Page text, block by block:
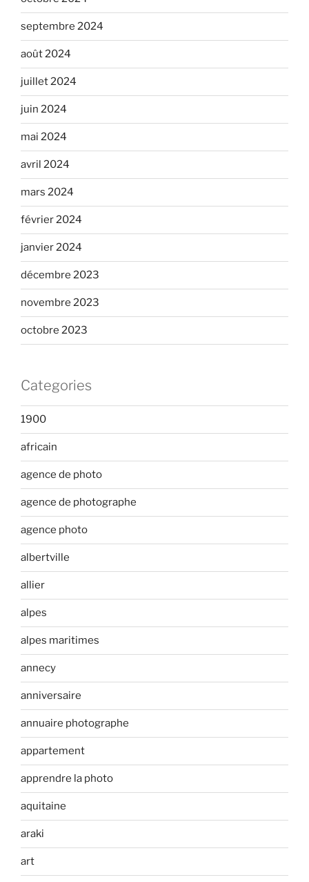
septembre 2024
août 2024
juillet 2024
juin 2024
mai 2024
avril 2024
mars 2024
février 2024
janvier 2024
décembre 2023
novembre 2023
octobre 2023
Categories
1900
africain
agence de photo
agence de photographe
agence photo
albertville
allier
alpes
alpes maritimes
annecy
anniversaire
annuaire photographe
appartement
apprendre la photo
aquitaine
araki
art